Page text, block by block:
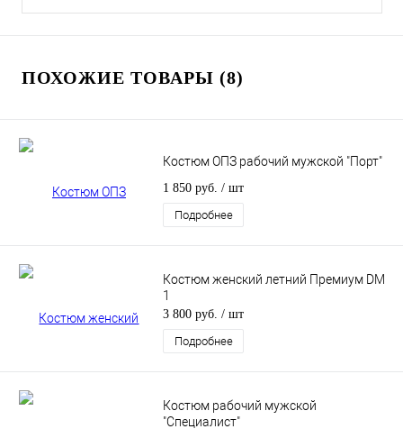
ПОХОЖИЕ ТОВАРЫ (8)
Костюм ОПЗ рабочий мужской "Порт"
1 850 руб. / шт
Подробнее
Костюм женский летний Премиум DM
1
3 800 руб. / шт
Подробнее
Костюм рабочий мужской
"Специалист"